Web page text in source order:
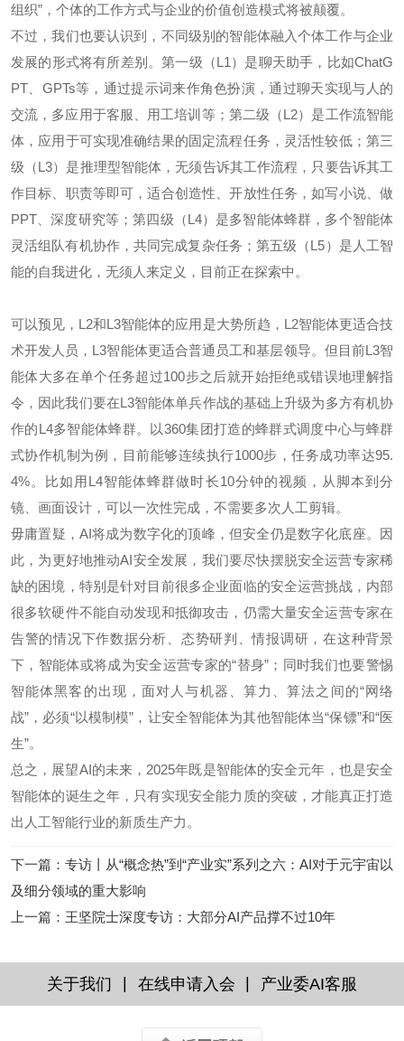
组织”，个体的工作方式与企业的价值创造模式将被颠覆。
不过，我们也要认识到，不同级别的智能体融入个体工作与企业
发展的形式将有所差别。第一级（L1）是聊天助手，比如ChatG
PT、GPTs等，通过提示词来作角色扮演，通过聊天实现与人的
交流，多应用于客服、用工培训等；第二级（L2）是工作流智能
体，应用于可实现准确结果的固定流程任务，灵活性较低；第三
级（L3）是推理型智能体，无须告诉其工作流程，只要告诉其工
作目标、职责等即可，适合创造性、开放性任务，如写小说、做
PPT、深度研究等；第四级（L4）是多智能体蜂群，多个智能体
灵活组队有机协作，共同完成复杂任务；第五级（L5）是人工智
能的自我进化，无须人来定义，目前正在探索中。
可以预见，L2和L3智能体的应用是大势所趋，L2智能体更适合技
术开发人员，L3智能体更适合普通员工和基层领导。但目前L3智
能体大多在单个任务超过100步之后就开始拒绝或错误地理解指
令，因此我们要在L3智能体单兵作战的基础上升级为多方有机协
作的L4多智能体蜂群。以360集团打造的蜂群式调度中心与蜂群
式协作机制为例，目前能够连续执行1000步，任务成功率达95.
4%。比如用L4智能体蜂群做时长10分钟的视频，从脚本到分
镜、画面设计，可以一次性完成，不需要多次人工剪辑。
毋庸置疑，AI将成为数字化的顶峰，但安全仍是数字化底座。因
此，为更好地推动AI安全发展，我们要尽快摆脱安全运营专家稀
缺的困境，特别是针对目前很多企业面临的安全运营挑战，内部
很多软硬件不能自动发现和抵御攻击，仍需大量安全运营专家在
告警的情况下作数据分析、态势研判、情报调研，在这种背景
下，智能体或将成为安全运营专家的“替身”；同时我们也要警惕
智能体黑客的出现，面对人与机器、算力、算法之间的“网络
战”，必须“以模制模”，让安全智能体为其他智能体当“保镖”和“医
生”。
总之，展望AI的未来，2025年既是智能体的安全元年，也是安全
智能体的诞生之年，只有实现安全能力质的突破，才能真正打造
出人工智能行业的新质生产力。
下一篇 ： 专访丨从“概念热”到“产业实”系列之六：AI对于元宇宙以
及细分领域的重大影响
上一篇 ： 王坚院士深度专访：大部分AI产品撑不过10年
关于我们 在线申请入会 产业委AI客服